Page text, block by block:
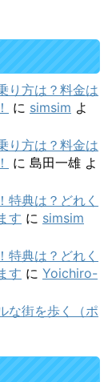
り方は？料金は
に simsim よ
り方は？料金は
に 島田一雄 よ
特典は？どれく
す に simsim
特典は？どれく
す に Yoichiro-
な街を歩く（ポ